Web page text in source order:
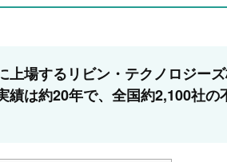
上場するリビン・テクノロジー
績は約20年で、全国約2,100社の